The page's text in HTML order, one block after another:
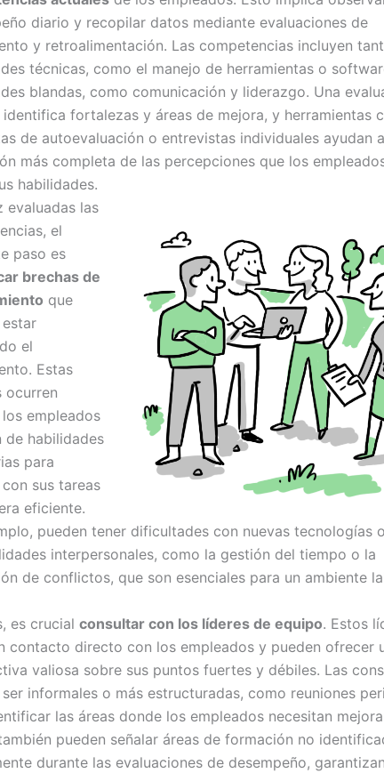
diario y recopilar datos mediante evaluaciones de
y retroalimentación. Las competencias incluyen
técnicas, como el manejo de herramientas o
blandas, como comunicación y liderazgo. Una
fortalezas y áreas de mejora, y herramientas
de autoevaluación o entrevistas individuales ayudan
más completa de las percepciones que los
habilidades.
evaluadas las
el
paso es
brechas de
que
el
Estas
ocurren
empleados
de habilidades
para
sus tareas
eficiente.
pueden tener dificultades con nuevas tecnologías
interpersonales, como la gestión del tiempo o la
de conflictos, que son esenciales para un ambiente
es crucial consultar con los líderes de equipo. Estos
contacto directo con los empleados y pueden ofrecer
valiosa sobre sus puntos fuertes y débiles. Las
informales o más estructuradas, como reuniones
las áreas donde los empleados necesitan
pueden señalar áreas de formación no
durante las evaluaciones de desempeño,